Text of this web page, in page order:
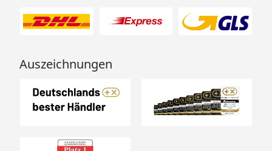
Auszeichnungen